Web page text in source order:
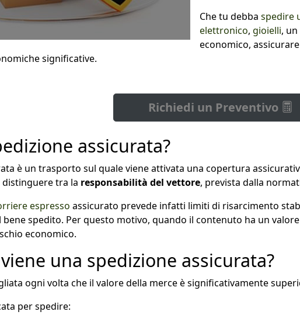
Che tu debba spedire
elettronico, gioielli,
economico,
significative.
Richiedi un Preventivo
assicurata?
è un trasporto sul quale viene attivata una copertura
tra la responsabilità del vettore, prevista dalla
espresso assicurato prevede infatti limiti di risarcimento
spedito. Per questo motivo, quando il contenuto ha un
economico.
una spedizione assicurata?
ogni volta che il valore della merce è significativamente
per spedire: